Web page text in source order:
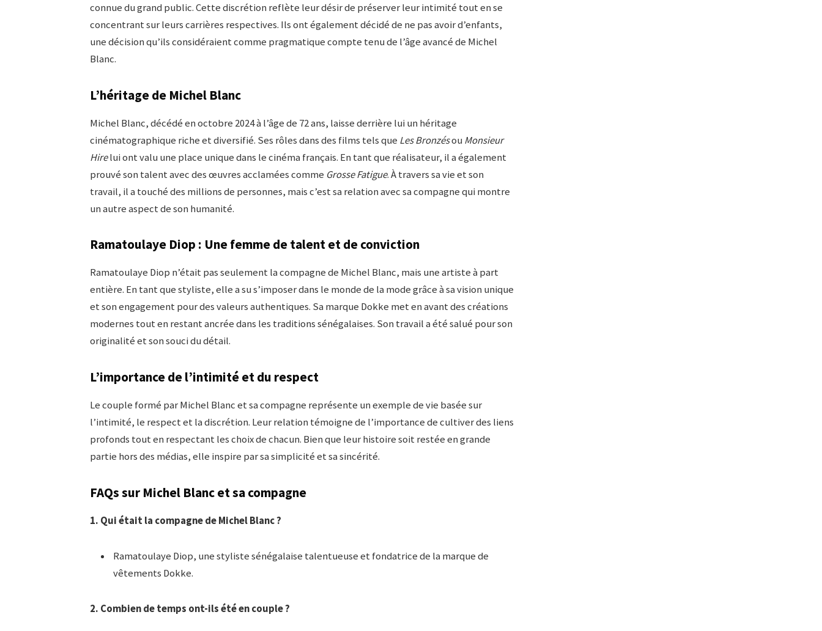
connue du grand public. Cette discrétion reflète leur désir de préserver leur intimité tout en se
concentrant sur leurs carrières respectives. Ils ont également décidé de ne pas avoir d’enfants,
une décision qu’ils considéraient comme pragmatique compte tenu de l’âge avancé de Michel
Blanc.
L’héritage de Michel Blanc
Michel Blanc, décédé en octobre 2024 à l’âge de 72 ans, laisse derrière lui un héritage
cinématographique riche et diversifié. Ses rôles dans des films tels que Les Bronzésou Monsieur
Hirelui ont valu une place unique dans le cinéma français. En tant que réalisateur, il a également
prouvé son talent avec des œuvres acclamées comme Grosse Fatigue. À travers sa vie et son
travail, il a touché des millions de personnes, mais c’est sa relation avec sa compagne qui montre
un autre aspect de son humanité.
Ramatoulaye Diop : Une femme de talent et de conviction
Ramatoulaye Diop n’était pas seulement la compagne de Michel Blanc, mais une artiste à part
entière. En tant que styliste, elle a su s’imposer dans le monde de la mode grâce à sa vision unique
et son engagement pour des valeurs authentiques. Sa marque Dokke met en avant des créations
modernes tout en restant ancrée dans les traditions sénégalaises. Son travail a été salué pour son
originalité et son souci du détail.
L’importance de l’intimité et du respect
Le couple formé par Michel Blanc et sa compagne représente un exemple de vie basée sur
l’intimité, le respect et la discrétion. Leur relation témoigne de l’importance de cultiver des liens
profonds tout en respectant les choix de chacun. Bien que leur histoire soit restée en grande
partie hors des médias, elle inspire par sa simplicité et sa sincérité.
FAQs sur Michel Blanc et sa compagne
1. Qui était la compagne de Michel Blanc ?
Ramatoulaye Diop, une styliste sénégalaise talentueuse et fondatrice de la marque de
vêtements Dokke.
2. Combien de temps ont-ils été en couple ?